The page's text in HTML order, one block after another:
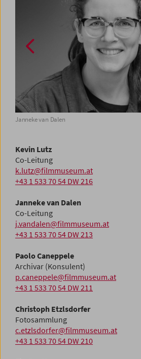
Janneke van Dalen
Kevin Lutz
Co-Leitung
k.lutz@filmmuseum.at
+43 1 533 70 54 DW 216
Janneke van Dalen
Co-Leitung
j.vandalen@filmmuseum.at
+43 1 533 70 54 DW 213
Paolo Caneppele
Archivar (Konsulent)
p.caneppele@filmmuseum.at
+43 1 533 70 54 DW 211
Christoph Etzlsdorfer
Fotosammlung
c.etzlsdorfer@filmmuseum.at
+43 1 533 70 54 DW 210